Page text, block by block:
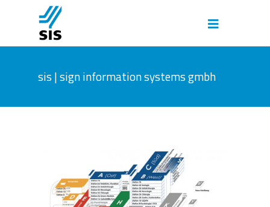
sis | sign information systems gmbh